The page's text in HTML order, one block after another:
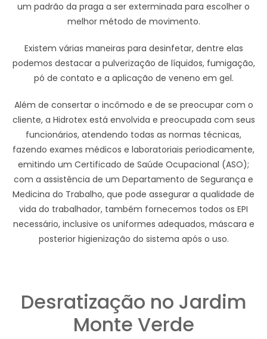
um padrão da praga a ser exterminada para escolher o
melhor método de movimento.
Existem várias maneiras para desinfetar, dentre elas
podemos destacar a pulverização de líquidos, fumigação,
pó de contato e a aplicação de veneno em gel.
Além de consertar o incômodo e de se preocupar com o
cliente, a Hidrotex está envolvida e preocupada com seus
funcionários, atendendo todas as normas técnicas,
fazendo exames médicos e laboratoriais periodicamente,
emitindo um Certificado de Saúde Ocupacional (ASO);
com a assistência de um Departamento de Segurança e
Medicina do Trabalho, que pode assegurar a qualidade de
vida do trabalhador, também fornecemos todos os EPI
necessário, inclusive os uniformes adequados, máscara e
posterior higienização do sistema após o uso.
Desratização no Jardim
Monte Verde